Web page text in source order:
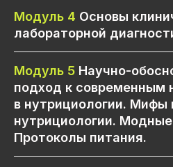
Модуль 4 Основы
лабораторной
Модуль 5 Научно-
подход к современным
в нутрициологии. Мифы
нутрициологии.
Протоколы питания.